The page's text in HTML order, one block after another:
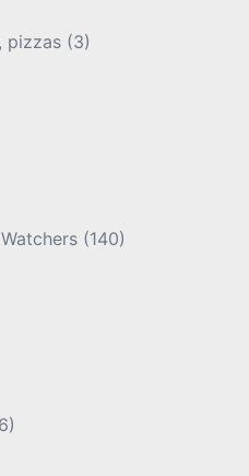
pizzas (3)
(140)